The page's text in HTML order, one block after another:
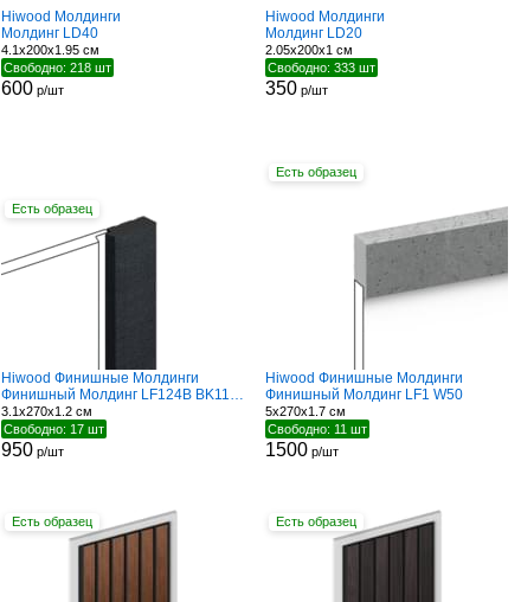
Hiwood Молдинги
Молдинг LD40
4.1x200x1.95 см
Свободно: 218 шт
600р/шт
Hiwood Молдинги
Молдинг LD20
2.05x200x1 см
Свободно: 333 шт
350 р/шт
Есть образец
Hiwood Финишные Молдинги
Финишный Молдинг LF124B BK114K
3.1x270x1.2 см
Свободно: 17 шт
950р/шт
Есть образец
Hiwood Финишные Молдинги
Финишный Молдинг LF1 W50
5x270x1.7 см
Свободно: 11 шт
1500 р/шт
Есть образец Есть образец